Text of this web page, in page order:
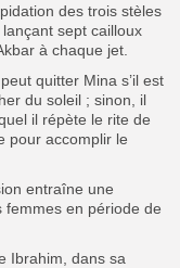
des trois stèles
sept cailloux
à chaque jet.
quitter Mina s’il est
du soleil ; sinon, il
il répète le rite de
pour accomplir le
entraîne une
femmes en période de
Ibrahim, dans sa